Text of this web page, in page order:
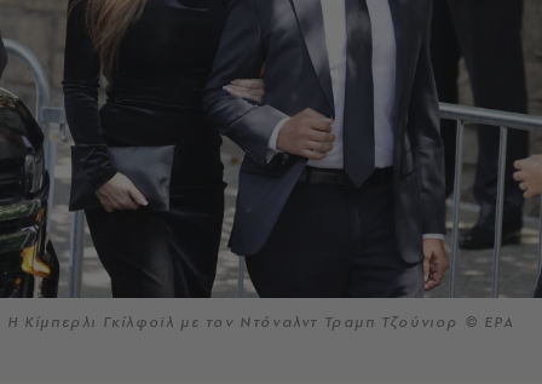
Η Κίμπερλι Γκίλφοϊλ με τον Ντόναλντ Τραμπ Τζούνιορ © EPA